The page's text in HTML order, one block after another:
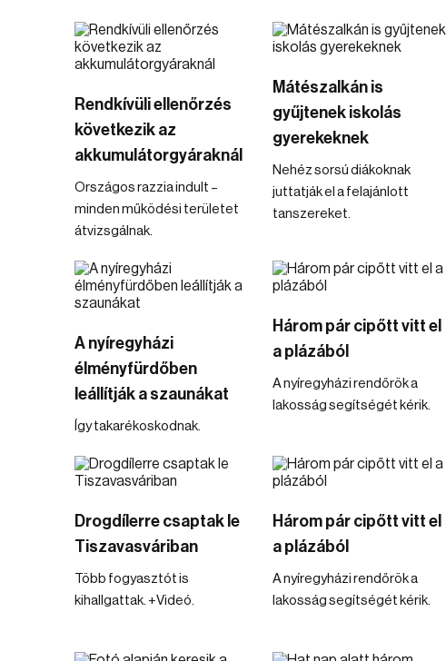
Rendkívüli ellenőrzés
következik az
akkumulátorgyáraknál
Országos razzia indult –
minden működési területet
átvizsgálnak.
Mátészalkán is
gyűjtenek iskolás
gyerekeknek
Nehéz sorsú diákoknak
juttatják el a felajánlott
tanszereket.
A nyíregyházi
élményfürdőben
leállítják a szaunákat
Így takarékoskodnak.
Három pár cipőtt vitt el
a plázából
A nyíregyházi rendőrök a
lakosság segítségét kérik.
Drogdílerre csaptak le
Tiszavasváriban
Több fogyasztót is
kihallgattak. +Videó.
Három pár cipőtt vitt el
a plázából
A nyíregyházi rendőrök a
lakosság segítségét kérik.